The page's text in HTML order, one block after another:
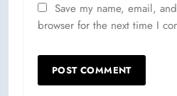
Save my name, email,
browser for the next time I